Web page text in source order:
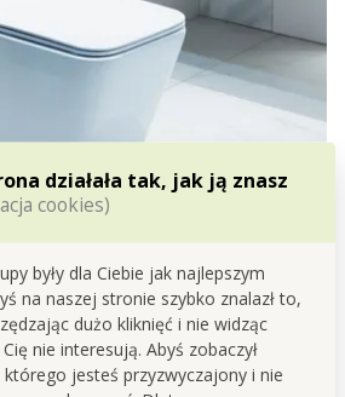
działała tak, jak ją znasz
cookies)
były dla Ciebie jak najlepszym
na naszej stronie szybko znalazł to,
dużo kliknięć i nie widząc
nie interesują. Abyś zobaczył
jesteś przyzwyczajony i nie
po który płyn sięgnąć!
z powierzchnią całej toalety.
na powierzchnię, pozostaw na